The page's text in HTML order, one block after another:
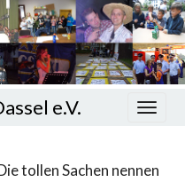
e.V.
tolle Sachen für
tollen Sachen nennen